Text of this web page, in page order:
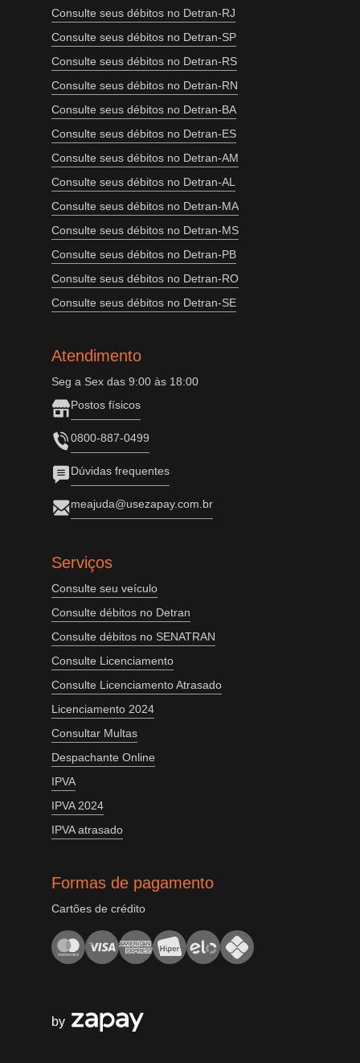
Consulte seus débitos no Detran-RJ
Consulte seus débitos no Detran-SP
Consulte seus débitos no Detran-RS
Consulte seus débitos no Detran-RN
Consulte seus débitos no Detran-BA
Consulte seus débitos no Detran-ES
Consulte seus débitos no Detran-AM
Consulte seus débitos no Detran-AL
Consulte seus débitos no Detran-MA
Consulte seus débitos no Detran-MS
Consulte seus débitos no Detran-PB
Consulte seus débitos no Detran-RO
Consulte seus débitos no Detran-SE
Atendimento
Seg a Sex das 9:00 às 18:00
Postos físicos
0800-887-0499
Dúvidas frequentes
meajuda@usezapay.com.br
Serviços
Consulte seu veículo
Consulte débitos no Detran
Consulte débitos no SENATRAN
Consulte Licenciamento
Consulte Licenciamento Atrasado
Licenciamento 2024
Consultar Multas
Despachante Online
IPVA
IPVA 2024
IPVA atrasado
Formas de pagamento
Cartões de crédito
by